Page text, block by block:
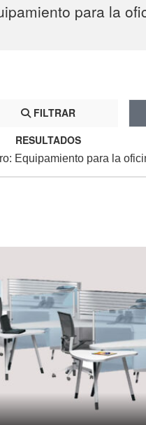
para la
FILTRAR
RESULTADOS
Equipamiento para la